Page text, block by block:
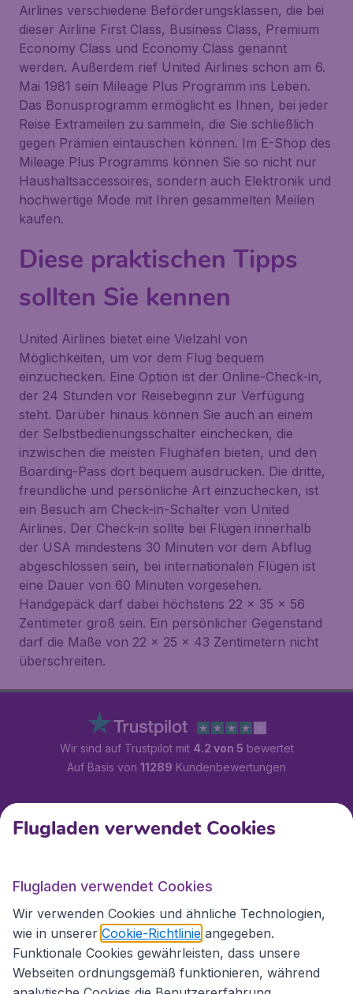
Airlines verschiedene Beförderungsklassen, die bei
dieser Airline First Class, Business Class, Premium
Economy Class und Economy Class genannt
werden. Außerdem rief United Airlines schon am 6.
Mai 1981 sein Mileage Plus Programm ins Leben.
Das Bonusprogramm ermöglicht es Ihnen, bei jeder
Reise Extrameilen zu sammeln, die Sie schließlich
gegen Prämien eintauschen können. Im E-Shop des
Mileage Plus Programms können Sie so nicht nur
Haushaltsaccessoires, sondern auch Elektronik und
hochwertige Mode mit Ihren gesammelten Meilen
kaufen.
Diese praktischen Tipps
sollten Sie kennen
United Airlines bietet eine Vielzahl von
Möglichkeiten, um vor dem Flug bequem
einzuchecken. Eine Option ist der Online-Check-in,
der 24 Stunden vor Reisebeginn zur Verfügung
steht. Darüber hinaus können Sie auch an einem
der Selbstbedienungsschalter einchecken, die
inzwischen die meisten Flughäfen bieten, und den
Boarding-Pass dort bequem ausdrucken. Die dritte,
freundliche und persönliche Art einzuchecken, ist
ein Besuch am Check-in-Schalter von United
Airlines. Der Check-in sollte bei Flügen innerhalb
der USA mindestens 30 Minuten vor dem Abflug
abgeschlossen sein, bei internationalen Flügen ist
eine Dauer von 60 Minuten vorgesehen.
Handgepäck darf dabei höchstens 22 x 35 x 56
Zentimeter groß sein. Ein persönlicher Gegenstand
darf die Maße von 22 x 25 x 43 Zentimetern nicht
überschreiten.
Wir sind auf Trustpilot mit 4.2 von 5 bewertet
Auf Basis von 11289 Kundenbewertungen
Kundenservice
Flugladen.at
Internationale Webseiten
Flugladen verwendet Cookies
Flugladen verwendet Cookies
Wir verwenden Cookies und ähnliche Technologien,
wie in unserer Cookie-Richtlinie angegeben.
Funktionale Cookies gewährleisten, dass unsere
Webseiten ordnungsgemäß funktionieren, während